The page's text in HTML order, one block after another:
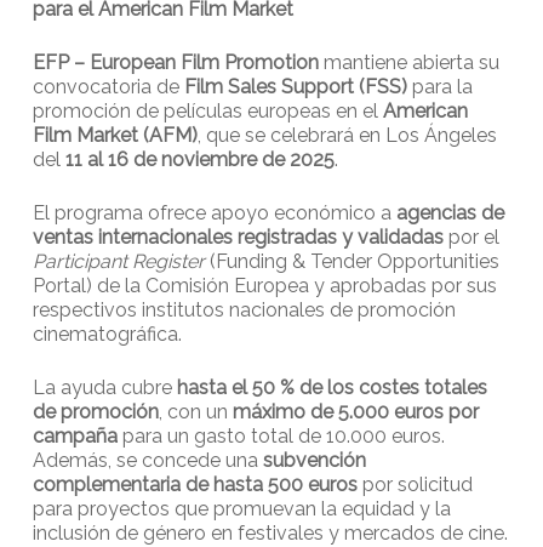
para el American Film Market
EFP – European Film Promotionmantiene abierta su
convocatoria de Film Sales Support (FSS)para la
promoción de películas europeas en el American
Film Market (AFM), que se celebrará en Los Ángeles
del 11 al 16 de noviembre de 2025.
El programa ofrece apoyo económico a agencias de
ventas internacionales registradas y validadaspor el
Participant Register(Funding & Tender Opportunities
Portal) de la Comisión Europea y aprobadas por sus
respectivos institutos nacionales de promoción
cinematográfica.
La ayuda cubre hasta el 50 % de los costes totales
de promoción, con un máximo de 5.000 euros por
campañapara un gasto total de 10.000 euros.
Además, se concede una subvención
complementaria de hasta 500 eurospor solicitud
para proyectos que promuevan la equidad y la
inclusión de género en festivales y mercados de cine.